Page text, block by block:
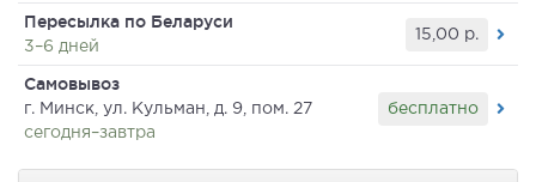
Пересылка по Беларуси
3–6 дней
15,00 р.
Самовывоз
г. Минск, ул. Кульман, д. 9, пом. 27
сегодня–завтра
бесплатно